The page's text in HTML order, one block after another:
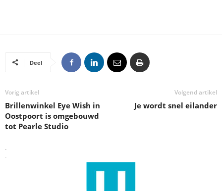
Deel
Vorig artikel
Brillenwinkel Eye Wish in
Oostpoort is omgebouwd
tot Pearle Studio
Volgend artikel
Je wordt snel eilander